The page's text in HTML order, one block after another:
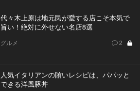
代々木上原は地元民が愛する店こそ本気で
旨い！絶対に外せない名店8選
グルメ 2
人気イタリアンの賄いレシピは、パパッと
できる洋風豚丼